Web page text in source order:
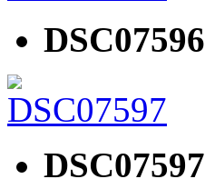
DSC07596
DSC07597